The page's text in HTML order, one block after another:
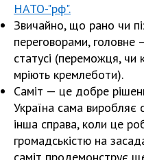
НАТО-"рф".
Звичайно, що рано чи
переговорами, головне
статусі (переможця, чи
мріють кремлеботи).
Саміт — це добре
Україна сама виробляє
інша справа, коли це
громадськістю на